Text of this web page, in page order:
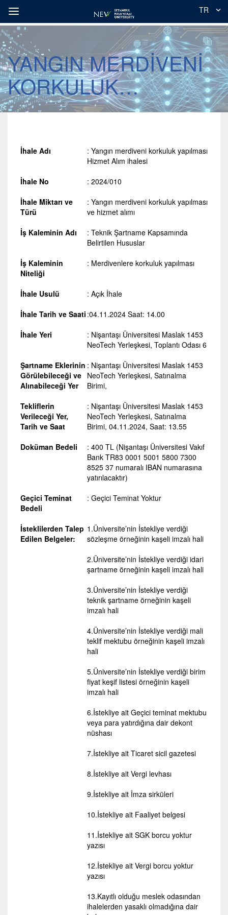
TR
YANGIN MERDİVENİ
KORKULUK
YAPILMASI VE
İHALESİ
İhale Adı
: Yangın merdiveni korkuluk yapılması
Hizmet Alım ihalesi
İhale No
: 2024/010
İhale Miktarı ve
Türü
: Yangın merdiveni korkuluk yapılması
ve hizmet alımı
İş Kaleminin Adı
: Teknik Şartname Kapsamında
Belirtilen Hususlar
İş Kaleminin
Niteliği
: Merdivenlere korkuluk yapılması
İhale Usulü
: Açık İhale
İhale Tarih ve Saati :04.11.2024 Saat: 14.00
İhale Yeri
: Nişantaşı Üniversitesi Maslak 1453
NeoTech Yerleşkesi, Toplantı Odası 6
Şartname Eklerinin
Görülebileceği ve
Alınabileceği Yer
: Nişantaşı Üniversitesi Maslak 1453
NeoTech Yerleşkesi, Satınalma
Birimi,
Tekliflerin
Verileceği Yer,
Tarih ve Saat
: Nişantaşı Üniversitesi Maslak 1453
NeoTech Yerleşkesi, Satınalma
Birimi, 04.11.2024, Saat: 13.55
Doküman Bedeli
: 400 TL (Nişantaşı Üniversitesi Vakıf
Bank TR83 0001 5001 5800 7300
8525 37 numaralı IBAN numarasına
yatırılacaktır)
Geçici Teminat
Bedeli
: Geçici Teminat Yoktur
İsteklilerden Talep
Edilen Belgeler:
1.Üniversite’nin İstekliye verdiği
sözleşme örneğinin kaşeli imzalı hali
2.Üniversite’nin İstekliye verdiği idari
şartname örneğinin kaşeli imzalı hali
3.Üniversite’nin İstekliye verdiği
teknik şartname örneğinin kaşeli
imzalı hali
4.Üniversite’nin İstekliye verdiği mali
teklif mektubu örneğinin kaşeli imzalı
hali
5.Üniversite’nin İstekliye verdiği birim
fiyat keşif listesi örneğinin kaşeli
imzalı hali
6.İstekliye ait Geçici teminat mektubu
veya para yatırdığına dair dekont
nüshası
7.İstekliye ait Ticaret sicil gazetesi
8.İstekliye ait Vergi levhası
9.İstekliye ait İmza sirküleri
10.İstekliye ait Faaliyet belgesi
11.İstekliye ait SGK borcu yoktur
yazısı
12.İstekliye ait Vergi borcu yoktur
yazısı
13.Kayıtlı olduğu meslek odasından
ihalelerden yasaklı olmadığına dair